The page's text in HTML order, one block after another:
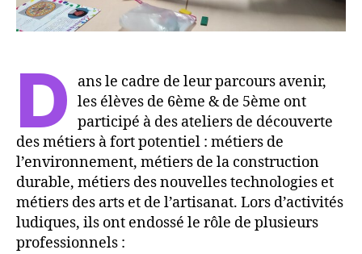
D
ans le cadre de leur parcours avenir,
les élèves de 6ème & de 5ème ont
participé à des ateliers de découverte
des métiers à fort potentiel : métiers de
l’environnement, métiers de la construction
durable, métiers des nouvelles technologies et
métiers des arts et de l’artisanat. Lors d’activités
ludiques, ils ont endossé le rôle de plusieurs
professionnels :